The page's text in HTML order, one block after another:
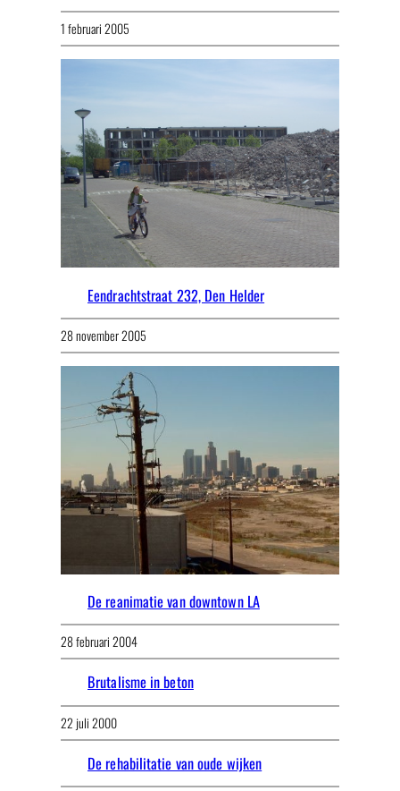
1 februari 2005
Eendrachtstraat 232, Den Helder
28 november 2005
De reanimatie van downtown LA
28 februari 2004
Brutalisme in beton
22 juli 2000
De rehabilitatie van oude wijken